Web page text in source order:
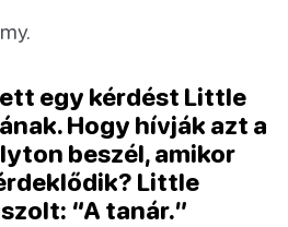
egy kérdést Little
Hogy hívják azt a
beszél, amikor
Little
“A tanár.”